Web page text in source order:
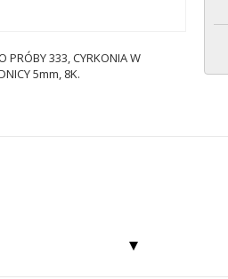
PRÓBY 333, CYRKONIA W
5mm, 8K.